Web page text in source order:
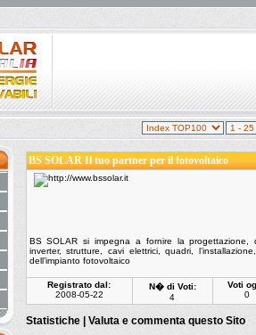
BS SOLAR Il tuo partner per il fotovoltaico
BS SOLAR si impegna a fornire la progettazione,
inverter, strutture, cavi elettrici, quadri,
dell’impianto fotovoltaico
Registrato dal:
2008-05-22
N� di Voti:
4
Voti
0
Statistiche | Valuta e commenta questo Sito